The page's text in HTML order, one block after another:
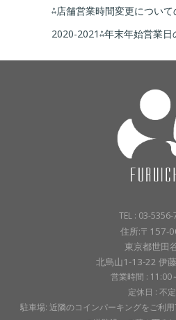
⁂店舗営業時間変更につい
2020-2021⁂年末年始営業日
TEL : 03-5356-
住所:〒157-
東京都世田
北烏山1-13-22 伊
営業時間 : 11:00
定休日 : 不
駐車場: 近隣のコインパーキングをご利